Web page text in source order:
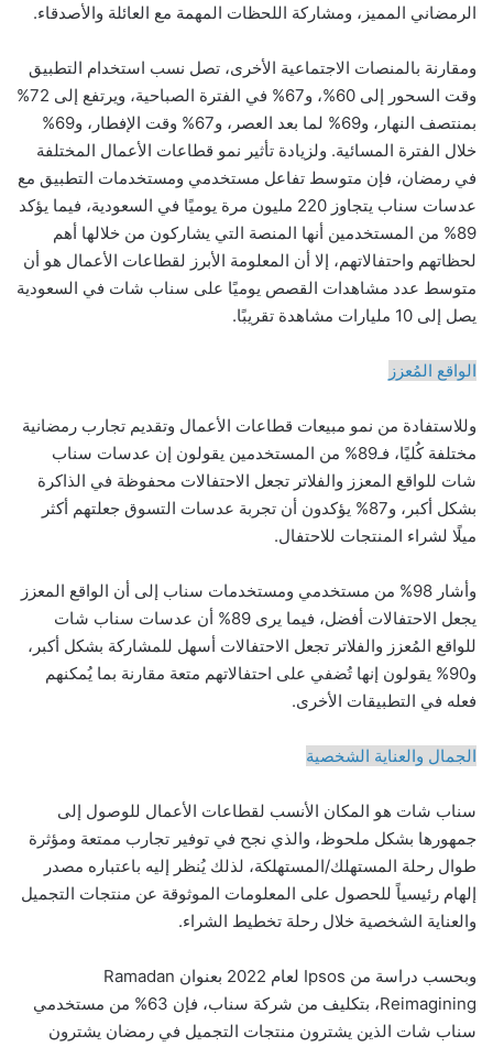
الرمضاني المميز، ومشاركة اللحظات المهمة مع العائلة والأصدقاء.
ومقارنة بالمنصات الاجتماعية الأخرى، تصل نسب استخدام التطبيق
وقت السحور إلى 60%، و67% في الفترة الصباحية، ويرتفع إلى 72%
بمنتصف النهار، و69% لما بعد العصر، و67% وقت الإفطار، و69%
خلال الفترة المسائية. ولزيادة تأثير نمو قطاعات الأعمال المختلفة
في رمضان، فإن متوسط تفاعل مستخدمي ومستخدمات التطبيق مع
عدسات سناب يتجاوز 220 مليون مرة يوميًا في السعودية، فيما يؤكد
89% من المستخدمين أنها المنصة التي يشاركون من خلالها أهم
لحظاتهم واحتفالاتهم، إلا أن المعلومة الأبرز لقطاعات الأعمال هو أن
متوسط عدد مشاهدات القصص يوميًا على سناب شات في السعودية
يصل إلى 10 مليارات مشاهدة تقريبًا.
الواقع المُعزز
وللاستفادة من نمو مبيعات قطاعات الأعمال وتقديم تجارب رمضانية
مختلفة كُليًا، فـ89% من المستخدمين يقولون إن عدسات سناب
شات للواقع المعزز والفلاتر تجعل الاحتفالات محفوظة في الذاكرة
بشكل أكبر، و87% يؤكدون أن تجربة عدسات التسوق جعلتهم أكثر
ميلًا لشراء المنتجات للاحتفال.
وأشار 98% من مستخدمي ومستخدمات سناب إلى أن الواقع المعزز
يجعل الاحتفالات أفضل، فيما يرى 89% أن عدسات سناب شات
للواقع المُعزز والفلاتر تجعل الاحتفالات أسهل للمشاركة بشكل أكبر،
و90% يقولون إنها تُضفي على احتفالاتهم متعة مقارنة بما يُمكنهم
فعله في التطبيقات الأخرى.
الجمال والعناية الشخصية
سناب شات هو المكان الأنسب لقطاعات الأعمال للوصول إلى
جمهورها بشكل ملحوظ، والذي نجح في توفير تجارب ممتعة ومؤثرة
طوال رحلة المستهلك/المستهلكة، لذلك يُنظر إليه باعتباره مصدر
إلهام رئيسياً للحصول على المعلومات الموثوقة عن منتجات التجميل
والعناية الشخصية خلال رحلة تخطيط الشراء.
وبحسب دراسة من Ipsos لعام 2022 بعنوان Ramadan
Reimagining، بتكليف من شركة سناب، فإن 63% من مستخدمي
سناب شات الذين يشترون منتجات التجميل في رمضان يشترون